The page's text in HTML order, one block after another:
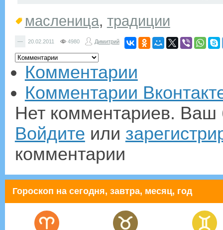
масленица, традиции
— 20.02.2011 4980 Димитрий
Комментарии
Комментарии
Нет комментариев. Ваш
Войдите или
комментарии
Гороскоп на сегодня, завтра, месяц, год